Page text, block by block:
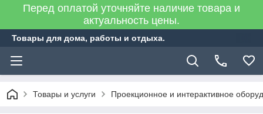
Перед оплатой уточняйте наличие товара и
актуальность цены.
Товары для дома, работы и отдыха.
Товары и услуги Проекционное и интерактивное